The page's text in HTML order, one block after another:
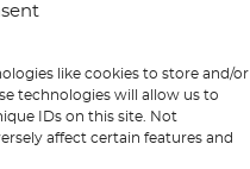
like cookies to store and/or
technologies will allow us to
IDs on this site. Not
affect certain features and
MC12 : buse d’aération noire
382300802